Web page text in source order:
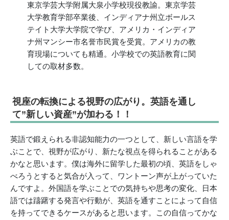
東京学芸大学附属大泉小学校現役教諭。東京学芸
大学教育学部卒業後、インディアナ州立ボールス
テイト大学大学院で学び、アメリカ・インディア
ナ州マンシー市名誉市民賞を受賞。アメリカの教
育現場についても精通。小学校での英語教育に関
しての取材多数。
視座の転換による視野の広がり。英語を通し
て”新しい資産”が加わる！！
英語で鍛えられる非認知能力の一つとして、新しい言語を学
ぶことで、視野が広がり、新たな視点を得られることがある
かなと思います。僕は海外に留学した最初の頃、英語をしゃ
べろうとすると気合が入って、ワントーン声が上がっていた
んですよ。外国語を学ぶことでの気持ちや思考の変化、日本
語では躊躇する発言や行動が、英語を通すことによって自信
を持ってできるケースがあると思います。この自信ってかな